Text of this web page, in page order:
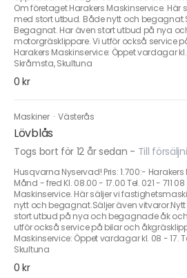
Om företaget Harakers Maskinservice.
med stort utbud. Både nytt och
Begagnat. Har även stort utbud på nya
motorgräsklippare. Vi utför också service
Harakers Maskinservice: Öppet vardagar kl.
Skråmsta, Skultuna
0 kr
Maskiner ·Västerås
Lövblås
Togs bort för 12 år sedan - Till
Husqvarna Nyservad! Pris: 1.700:-
Månd - fred Kl. 08.00 - 17.00 Tel. 021 - 711
Maskinservice. Här säljer vi
nytt och begagnat.Säljer även
stort utbud på nya och begagnade åk
utför också service på bilar och
Maskinservice: Öppet vardagar kl. 08 - 17.
Skultuna
0 kr